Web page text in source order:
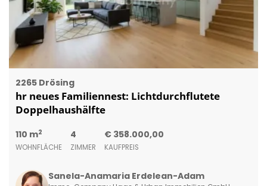
2265 Drösing
hr neues Familiennest: Lichtdurchflutete
Doppelhaushälfte
110 m2
WOHNFLÄCHE
4
ZIMMER
€ 358.000,00
KAUFPREIS
Sanela-Anamaria Erdelean-Adam